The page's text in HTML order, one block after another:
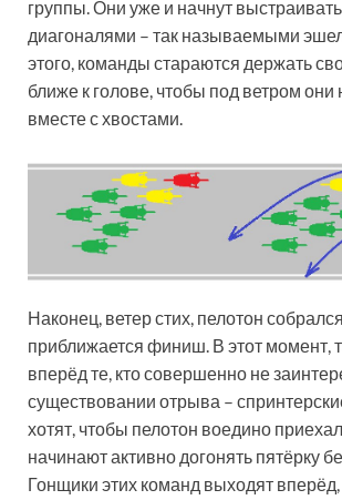
группы. Они уже и начнут
диагоналями – так называемыми
этого, команды стараются держать
ближе к голове, чтобы под ветром они
вместе с хвостами.
Наконец, ветер стих, пелотон
приближается финиш. В этот момент,
вперёд те, кто совершенно не
существовании отрыва –
хотят, чтобы пелотон воедино
начинают активно догонять пятёрку
Гонщики этих команд выходят